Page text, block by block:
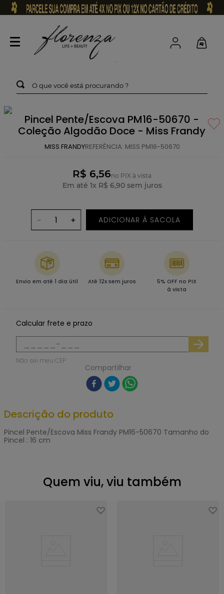
O que você está procurando ?
Pincel Pente/Escova PM16-50670 -
Coleção Algodão Doce - Miss Frandy
MISS FRANDYREFERÊNCIA: MISS PM16-50670
R$ 6,56no PIX à vista
Em até 1x R$ 6,90sem juros
＋
－ ADICIONAR À SACOLA
Envio em até 1 dia útil Até 12x sem juros
5% OFF no PIX
à vista
Calcular frete e prazo
Não sei meu CEP
Compartilhar
Descrição do produto
Pincel Pente/Escova Miss Frandy PM16-50670 Tamanho do
Pincel : 16 cm
Quem viu, viu também